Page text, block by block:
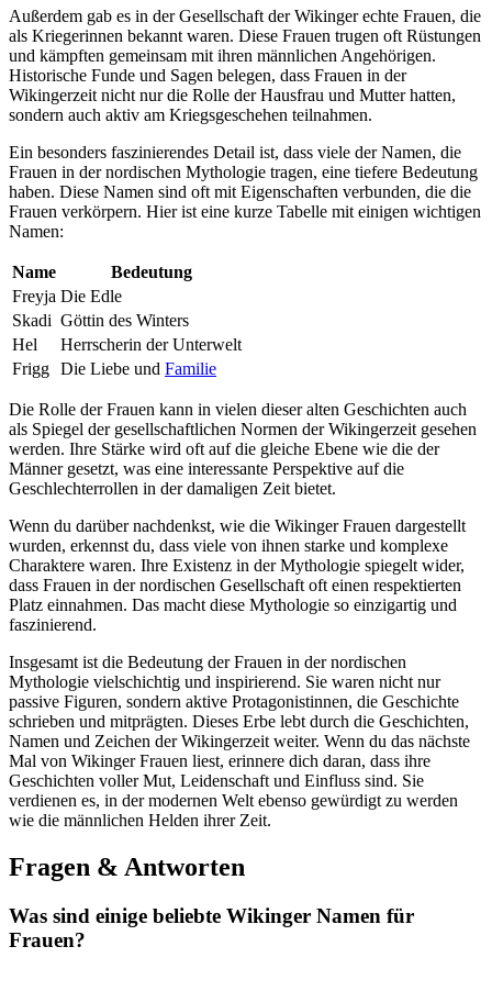
Außerdem gab es in der⁢ Gesellschaft der‍ Wikinger echte Frauen, die
als ‌Kriegerinnen bekannt ⁤waren.‌ Diese​ Frauen trugen oft Rüstungen
und⁢ kämpften gemeinsam mit ⁣ihren männlichen Angehörigen.
Historische Funde ‌und Sagen ⁣belegen, ⁣dass⁤ Frauen in ‍der
Wikingerzeit nicht nur die Rolle ⁤der Hausfrau und‍ Mutter hatten,
sondern auch aktiv am Kriegsgeschehen⁢ teilnahmen.
Ein besonders⁣ faszinierendes Detail ist, ⁤dass ‍viele der ⁢Namen, ​die
Frauen ⁣in der nordischen⁢ Mythologie tragen, eine tiefere Bedeutung
haben. Diese Namen​ sind oft⁢ mit Eigenschaften verbunden, die ‍die
Frauen verkörpern. Hier ist​ eine kurze Tabelle ‍mit einigen wichtigen
Namen:
Name
Bedeutung
Freyja Die Edle
Skadi Göttin des Winters
Hel
Herrscherin ‍der Unterwelt
Frigg Die Liebe​ und Familie
Die Rolle der Frauen kann in vielen dieser alten⁢ Geschichten‌ auch
als Spiegel der ‍gesellschaftlichen Normen‌ der Wikingerzeit‍ gesehen
werden. Ihre Stärke wird oft⁢ auf die gleiche‍ Ebene ⁣wie die der
Männer⁣ gesetzt, was eine interessante ‌Perspektive auf​ die
Geschlechterrollen in der damaligen Zeit ‌bietet.
Wenn du⁣ darüber nachdenkst, wie die Wikinger Frauen⁢ dargestellt
wurden, erkennst du, dass viele von ihnen starke und komplexe⁣
Charaktere ⁢waren. ⁤Ihre Existenz in der ‍Mythologie ​spiegelt wider,⁣
dass Frauen in der nordischen Gesellschaft oft einen⁣ respektierten
Platz‌ einnahmen. Das macht diese Mythologie so einzigartig und
faszinierend.
Insgesamt‌ ist die ‍Bedeutung der Frauen in⁣ der nordischen
‌Mythologie vielschichtig und inspirierend. Sie waren nicht nur
⁢passive Figuren, sondern aktive Protagonistinnen, die ⁣Geschichte
⁢schrieben und mitprägten. Dieses Erbe lebt ‌durch ⁤die⁤ Geschichten,
Namen und Zeichen⁤ der Wikingerzeit weiter.⁢ Wenn du das nächste⁣
Mal von Wikinger Frauen liest, ‍erinnere dich ‍daran, dass ‍ihre
Geschichten voller Mut, Leidenschaft und Einfluss sind. Sie
verdienen es, in der modernen ​Welt‍ ebenso gewürdigt zu werden
wie die‌ männlichen Helden ‍ihrer ⁢Zeit.
Fragen⁢ & Antworten
Was sind einige beliebte Wikinger Namen für
Frauen?